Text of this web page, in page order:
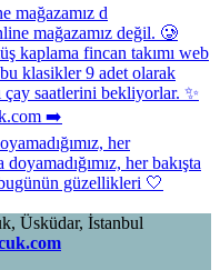
mağazamız d
her
Üsküdar, İstanbul